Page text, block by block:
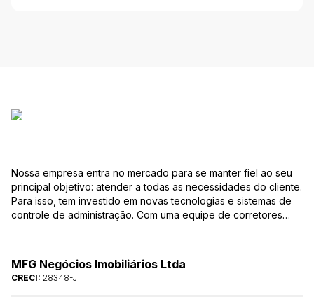
Nossa empresa entra no mercado para se manter fiel ao seu
principal objetivo: atender a todas as necessidades do cliente.
Para isso, tem investido em novas tecnologias e sistemas de
controle de administração. Com uma equipe de corretores
comerciais, terrenos etc. para compra e venda. As consultas
podem ser feitas por telefone, pessoalmente, ou pela Internet,
pela pesquisa para Vendas. Um módulo de super busca irá
MFG Negócios Imobiliários Ltda
CRECI: 28348-J